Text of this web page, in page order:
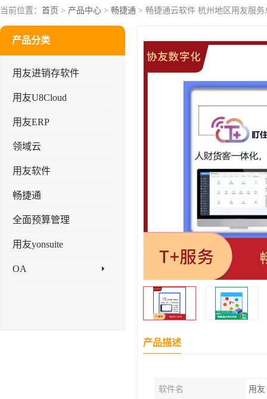
当前位置： 首页 > 产品中心 > 畅捷通 > 畅捷通云软件 杭州地区用友服
产品分类
用友进销存软件
用友U8Cloud
用友ERP
领域云
用友软件
畅捷通
全面预算管理
用友yonsuite
OA
产品描述
软件名 用友